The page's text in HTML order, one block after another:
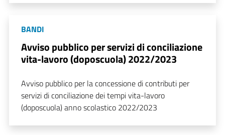
BANDI
Avviso pubblico per servizi di conciliazione
vita-lavoro (doposcuola) 2022/2023
Avviso pubblico per la concessione di contributi per
servizi di conciliazione dei tempi vita-lavoro
(doposcuola) anno scolastico 2022/2023